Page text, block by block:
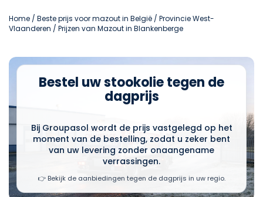
Home / Beste prijs voor mazout in België / Provincie West-
Vlaanderen / Prijzen van Mazout in Blankenberge
Bestel uw stookolie tegen de
dagprijs
Bij Groupasol wordt de prijs vastgelegd op het
moment van de bestelling, zodat u zeker bent
van uw levering zonder onaangename
verrassingen.
👉 Bekijk de aanbiedingen tegen de dagprijs in uw regio.